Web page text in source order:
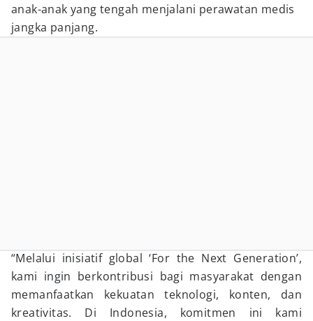
anak-anak yang tengah menjalani perawatan medis
jangka panjang.
“Melalui inisiatif global ‘For the Next Generation’,
kami ingin berkontribusi bagi masyarakat dengan
memanfaatkan kekuatan teknologi, konten, dan
kreativitas. Di Indonesia, komitmen ini kami